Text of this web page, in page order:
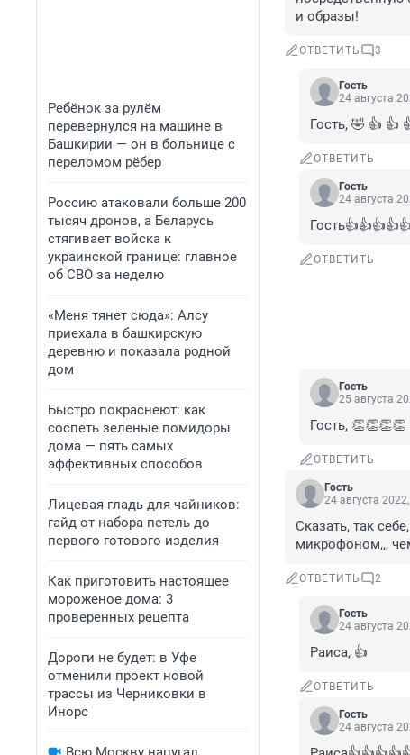
Ребёнок за рулём
перевернулся на машине в
Башкирии — он в больнице с
переломом рёбер
Россию атаковали больше 200
тысяч дронов, а Беларусь
стягивает войска к
украинской границе: главное
об СВО за неделю
«Меня тянет сюда»: Алсу
приехала в башкирскую
деревню и показала родной
дом
Быстро покраснеют: как
соспеть зеленые помидоры
дома — пять самых
эффективных способов
Лицевая гладь для чайников:
гайд от набора петель до
первого готового изделия
Как приготовить настоящее
мороженое дома: 3
проверенных рецепта
Дороги не будет: в Уфе
отменили проект новой
трассы из Черниковки в
Инорс
и образы!
ОТВЕТИТЬ 3
Гость
24 августа
Гость, 🤣 👍 👍
ОТВЕТИТЬ
Гость
24 августа
ОТВЕТИТЬ
Гость
25 августа
Гость, 👏👏👏👏
ОТВЕТИТЬ
Гость
24 августа
Сказать, так
микрофоном,,,
ОТВЕТИТЬ 2
Гость
24 августа
Раиса, 👍
ОТВЕТИТЬ
Гость
24 августа